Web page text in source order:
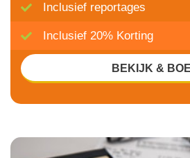
Inclusief reportages
Inclusief 20% Korting
BEKIJK &